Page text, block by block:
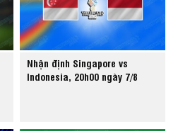
Nhận định Singapore vs
Indonesia, 20h00 ngày 7/8